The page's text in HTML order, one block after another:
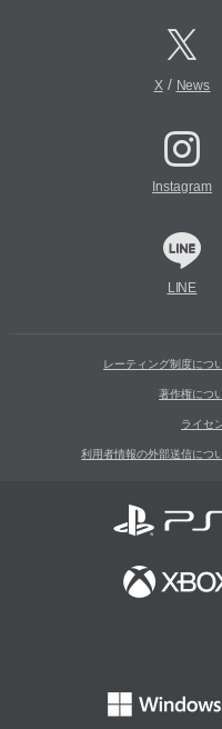
X/ News
Instagram
LINE
レーティング制度につ
著作権につ
ライセ
利用者情報の外部送信につ